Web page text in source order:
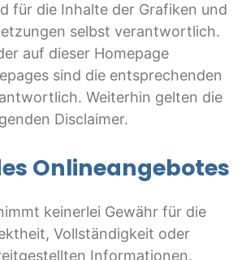
für die Inhalte der Grafiken und
selbst verantwortlich.
auf dieser Homepage
sind die entsprechenden
Weiterhin gelten die
Disclaimer.
Onlineangebotes
keinerlei Gewähr für die
Vollständigkeit oder
Informationen.